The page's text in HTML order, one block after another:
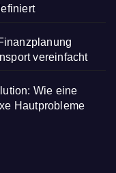
vereinfacht
Wie eine
Hautprobleme